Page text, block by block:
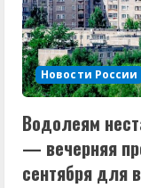
Новости России
Водолеям
— вечерняя
сентября для